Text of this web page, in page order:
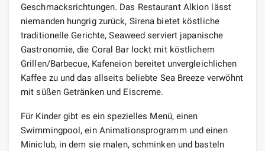
Geschmacksrichtungen. Das Restaurant Alkion lässt
niemanden hungrig zurück, Sirena bietet köstliche
traditionelle Gerichte, Seaweed serviert japanische
Gastronomie, die Coral Bar lockt mit köstlichem
Grillen/Barbecue, Kafeneion bereitet unvergleichlichen
Kaffee zu und das allseits beliebte Sea Breeze verwöhnt
mit süßen Getränken und Eiscreme.
Für Kinder gibt es ein spezielles Menü, einen
Swimmingpool, ein Animationsprogramm und einen
Miniclub, in dem sie malen, schminken und basteln